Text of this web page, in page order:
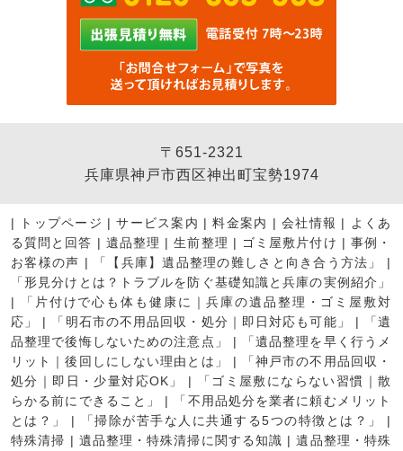
〒651-2321
兵庫県神戸市西区神出町宝勢1974
| トップページ |サービス案内 |料金案内 |会社情報 |
よくあ
る質問と回答 | 遺品整理 |生前整理 | ゴミ屋敷片付け | 事例・
お客様の声 | 「【兵庫】遺品整理の難しさと向き合う方法」
|
「形見分けとは？トラブルを防ぐ基礎知識と兵庫の実例紹介」
|
「片付けで心も体も健康に｜兵庫の遺品整理・ゴミ屋敷対
応」
| 「明石市の不用品回収・処分｜即日対応も可能」 |
「遺
品整理で後悔しないための注意点」
|
「遺品整理を早く行うメ
リット｜後回しにしない理由とは」
|
「神戸市の不用品回収・
処分｜即日・少量対応OK」
|
「ゴミ屋敷にならない習慣｜散
らかる前にできること」
|
「不用品処分を業者に頼むメリット
とは？」
| 「掃除が苦手な人に共通する5つの特徴とは？」
|
特殊清掃 | 遺品整理・特殊清掃に関する知識 |遺品整理・特殊